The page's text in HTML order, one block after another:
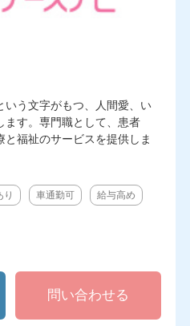
いう文字がもつ、人間愛、い
ます。専門職として、患者
福祉のサービスを提供しま
り 車通勤可 給与高め
問い合わせる